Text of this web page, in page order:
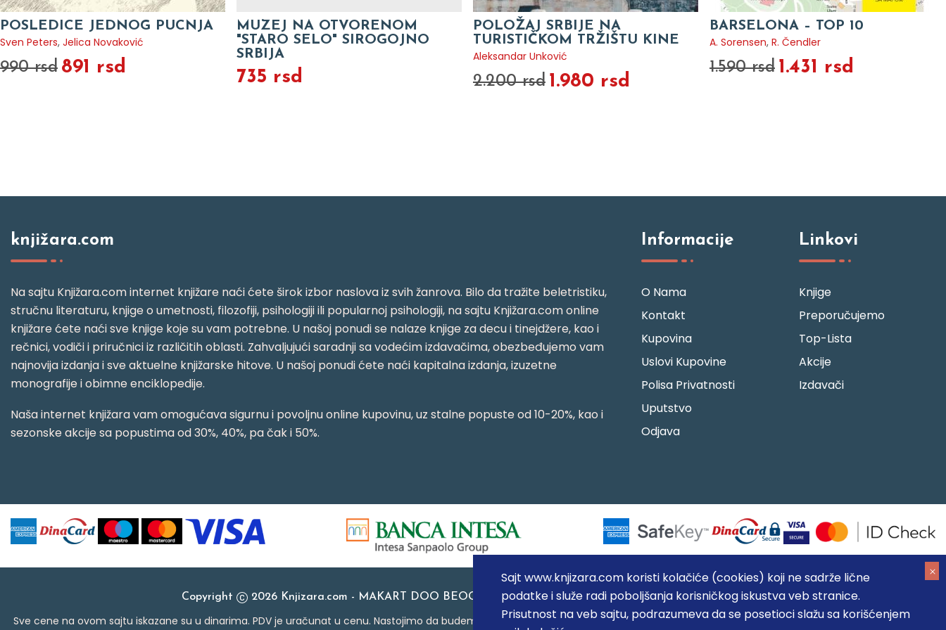
Sajt www.knjizara.com koristi kolačiće (cookies) koji ne sadrže lične
podatke i služe radi poboljšanja korisničkog iskustva veb stranice.
Prisutnost na veb sajtu, podrazumeva da se posetioci slažu sa korišćenjem
POSLEDICE JEDNOG PUCNJA
Sven Peters, Jelica Novaković
990 rsd 891 rsd
MUZEJ NA OTVORENOM
"STARO SELO" SIROGOJNO
SRBIJA
735 rsd
POLOŽAJ SRBIJE NA
TURISTIČKOM TRŽIŠTU KINE
Aleksandar Unković
2.200 rsd 1.980 rsd
BARSELONA – TOP 10
A. Sorensen, R. Čendler
1.590 rsd 1.431 rsd
knjižara.com
Na sajtu Knjižara.com internet knjižare naći ćete širok izbor naslova iz svih žanrova. Bilo da tražite beletristiku,
stručnu literaturu, knjige o umetnosti, filozofiji, psihologiji ili popularnoj psihologiji, na sajtu Knjižara.com online
knjižare ćete naći sve knjige koje su vam potrebne. U našoj ponudi se nalaze knjige za decu i tinejdžere, kao i
rečnici, vodiči i priručnici iz različitih oblasti. Zahvaljujući saradnji sa vodećim izdavačima, obezbeđujemo vam
najnovija izdanja i sve aktuelne knjižarske hitove. U našoj ponudi ćete naći kapitalna izdanja, izuzetne
monografije i obimne enciklopedije.
Naša internet knjižara vam omogućava sigurnu i povoljnu online kupovinu, uz stalne popuste od 10-20%, kao i
sezonske akcije sa popustima od 30%, 40%, pa čak i 50%.
Informacije
O Nama
Kontakt
Kupovina
Uslovi Kupovine
Polisa Privatnosti
Uputstvo
Odjava
Linkovi
Knjige
Preporučujemo
Top-Lista
Akcije
Izdavači
Copyright 2026 Knjizara.com - MAKART DOO BEOGRAD (NOVI BEOGRAD), PIB: 105184104, MB: 20337524
Sve cene na ovom sajtu iskazane su u dinarima. PDV je uračunat u cenu. Nastojimo da budemo što precizniji u opisu proizvoda, prikazu slika i samih cena, ali ne možemo garantovati da su